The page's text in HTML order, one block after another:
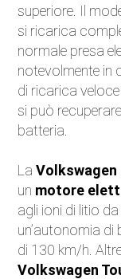
superiore. Il
si ricarica
normale presa
notevolmente in
di ricarica
si può
batteria.
La
un motore
agli ioni di litio
un’autonomia
di 130 km/h.
Volkswagen